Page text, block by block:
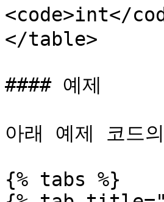
<code>int</
</table>
#### 예제
아래 예제 코드
{% tabs %}